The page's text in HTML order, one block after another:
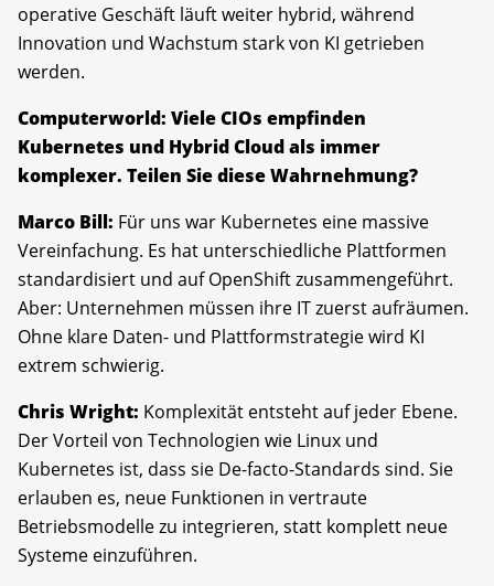
operative Geschäft läuft weiter hybrid, während
Innovation und Wachstum stark von KI getrieben
werden.
Computerworld: Viele CIOs empfinden
Kubernetes und Hybrid Cloud als immer
komplexer. Teilen Sie diese Wahrnehmung?
Marco Bill: Für uns war Kubernetes eine massive
Vereinfachung. Es hat unterschiedliche Plattformen
standardisiert und auf OpenShift zusammengeführt.
Aber: Unternehmen müssen ihre IT zuerst aufräumen.
Ohne klare Daten- und Plattformstrategie wird KI
extrem schwierig.
Chris Wright: Komplexität entsteht auf jeder Ebene.
Der Vorteil von Technologien wie Linux und
Kubernetes ist, dass sie De-facto-Standards sind. Sie
erlauben es, neue Funktionen in vertraute
Betriebsmodelle zu integrieren, statt komplett neue
Systeme einzuführen.